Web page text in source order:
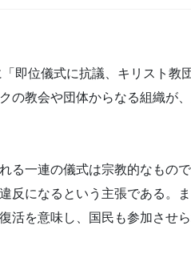
即位儀式に抗議、キリスト教
の教会や団体からなる組織が
る一連の儀式は宗教的なもので
反になるという主張である。
活を意味し、
国民も参加させ